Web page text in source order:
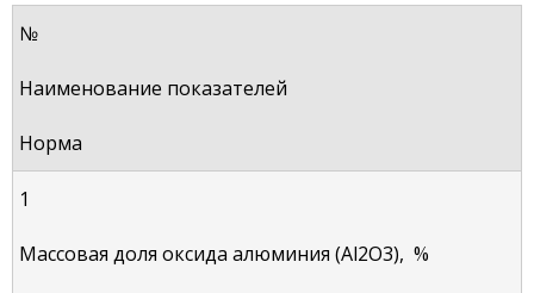
№
Наименование показателей
Норма
1
Массовая доля оксида алюминия (Al2O3), %